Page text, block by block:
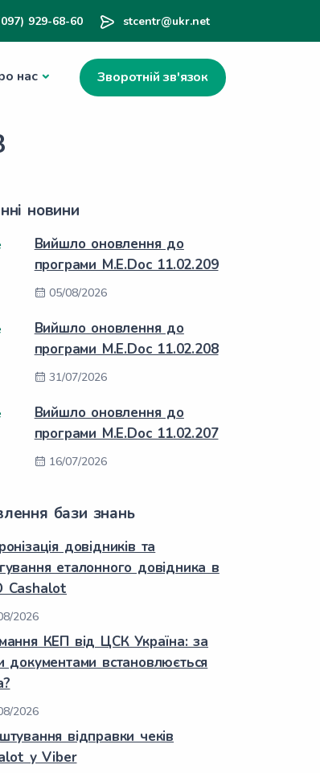
929-68-60 stcentr@ukr.net
нас Зворотній зв'язок
новини
Вийшло оновлення до
програми M.E.Doc 11.02.209
05/08/2026
Вийшло оновлення до
програми M.E.Doc 11.02.208
31/07/2026
Вийшло оновлення до
програми M.E.Doc 11.02.207
16/07/2026
бази знань
довідників та
еталонного довідника в
Cashalot
2026
КЕП від ЦСК Україна: за
документами встановлюється
2026
відправки чеків
у Viber